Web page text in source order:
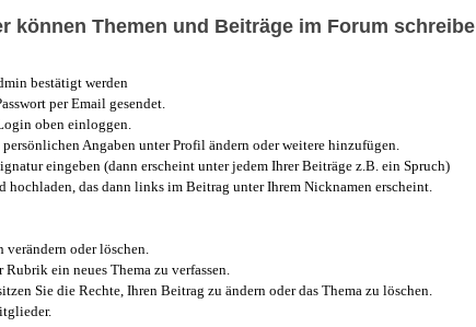
können Themen und Beiträge im Forum
bestätigt werden
per Email gesendet.
oben einloggen.
Angaben unter Profil ändern oder weitere hinzufügen.
eingeben (dann erscheint unter jedem Ihrer Beiträge z.B. ein Spruch)
das dann links im Beitrag unter Ihrem Nicknamen erscheint.
oder löschen.
ein neues Thema zu verfassen.
Sie die Rechte, Ihren Beitrag zu ändern oder das Thema zu löschen.